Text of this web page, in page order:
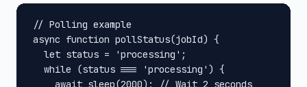
// Polling example
async function pollStatus(jobId) {
  let status = 'processing';
  while (status === 'processing') {
    await sleep(2000); // Wait 2 seconds